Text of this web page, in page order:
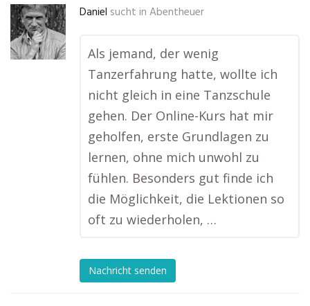
Daniel sucht in Abentheuer
Als jemand, der wenig
Tanzerfahrung hatte, wollte ich
nicht gleich in eine Tanzschule
gehen. Der Online-Kurs hat mir
geholfen, erste Grundlagen zu
lernen, ohne mich unwohl zu
fühlen. Besonders gut finde ich
die Möglichkeit, die Lektionen so
oft zu wiederholen, …
Nachricht senden